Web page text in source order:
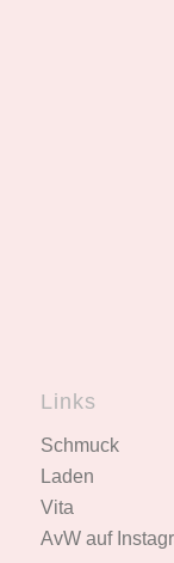
Links
Schmuck
Laden
Vita
AvW auf